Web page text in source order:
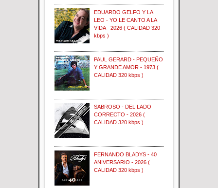
EDUARDO GELFO Y LA
LEO - YO LE CANTO A LA
VIDA - 2026 ( CALIDAD 320
kbps )
PAUL GERARD - PEQUEÑO
Y GRANDE AMOR - 1973 (
CALIDAD 320 kbps )
SABROSO - DEL LADO
CORRECTO - 2026 (
CALIDAD 320 kbps )
FERNANDO BLADYS - 40
ANIVERSARIO - 2026 (
CALIDAD 320 kbps )